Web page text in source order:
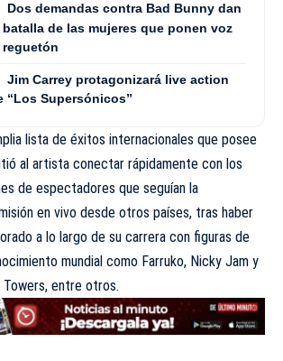
Dos demandas contra Bad Bunny dan
batalla de las mujeres que ponen voz
reguetón
Jim Carrey protagonizará live action
“Los Supersónicos”
lista de éxitos internacionales que posee
al artista conectar rápidamente con los
de espectadores que seguían la
en vivo desde otros países, tras haber
a lo largo de su carrera con figuras de
mundial como Farruko, Nicky Jam y
Towers, entre otros.